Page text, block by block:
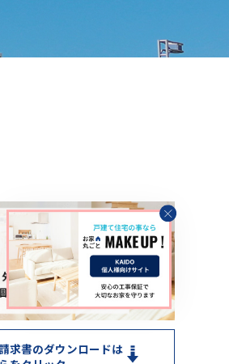
求書のダウンロードは